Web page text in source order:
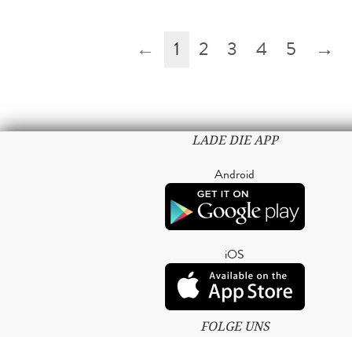
← 1 2 3 4 5 →
LADE DIE APP
Android
iOS
FOLGE UNS